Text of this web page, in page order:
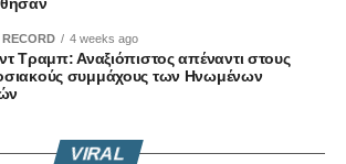
είναι μια τυπική νομοθετική πράξη.
μνήμη δεν διαπραγματεύεται.
4 weeks ago
Τραμπ: Αναξιόπιστος απέναντι στους
συμμάχους των Ηνωμένων
VIRAL